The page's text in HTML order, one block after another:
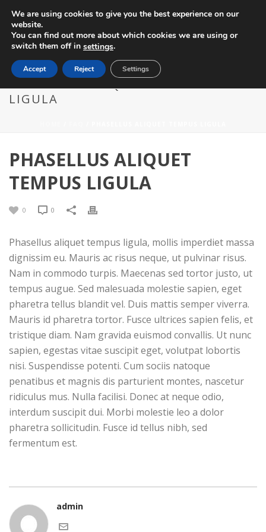
PHASELLUS ALIQUET TEMPUS
LIGULA
PHASELLUS ALIQUET
TEMPUS LIGULA
0 0
Phasellus aliquet tempus ligula, mollis imperdiet massa
dignissim eu. Mauris ac risus neque, ut pulvinar risus.
Nam in commodo turpis. Maecenas sed tortor justo, ut
tempus augue. Sed malesuada molestie sapien, eget
pharetra tellus blandit vel. Duis mattis semper viverra.
Mauris id pharetra tortor. Fusce ultrices sapien felis, et
tristique diam. Nam gravida euismod convallis. Ut nunc
sapien, egestas vitae suscipit eget, volutpat lobortis
nisi. Suspendisse potenti. Cum sociis natoque
penatibus et magnis dis parturient montes, nascetur
ridiculus mus. Nulla facilisi. Donec at neque odio,
interdum suscipit dui. Morbi molestie leo a dolor
pharetra sollicitudin. Fusce id tellus nibh, sed
fermentum est.
admin
We are using cookies to give you the best experience on our
website.
You can find out more about which cookies we are using or
switch them off in settings.
Accept Reject Settings